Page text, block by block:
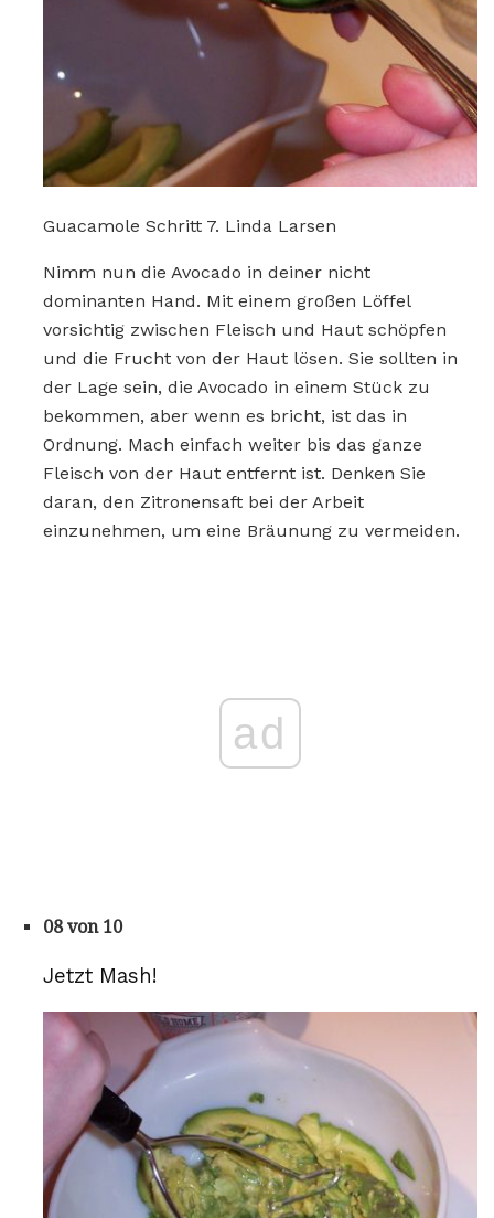
Guacamole Schritt 7. Linda Larsen
Nimm nun die Avocado in deiner nicht
dominanten Hand. Mit einem großen Löffel
vorsichtig zwischen Fleisch und Haut schöpfen
und die Frucht von der Haut lösen. Sie sollten in
der Lage sein, die Avocado in einem Stück zu
bekommen, aber wenn es bricht, ist das in
Ordnung. Mach einfach weiter bis das ganze
Fleisch von der Haut entfernt ist. Denken Sie
daran, den Zitronensaft bei der Arbeit
einzunehmen, um eine Bräunung zu vermeiden.
ad
08 von 10
Jetzt Mash!